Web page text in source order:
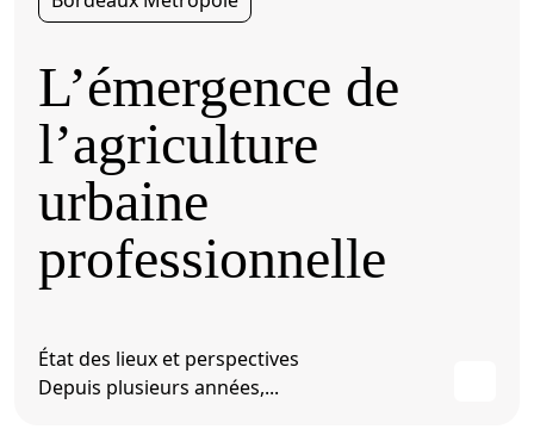
L’émergence de
l’agriculture
urbaine
professionnelle
État des lieux et perspectives
Depuis plusieurs années,...